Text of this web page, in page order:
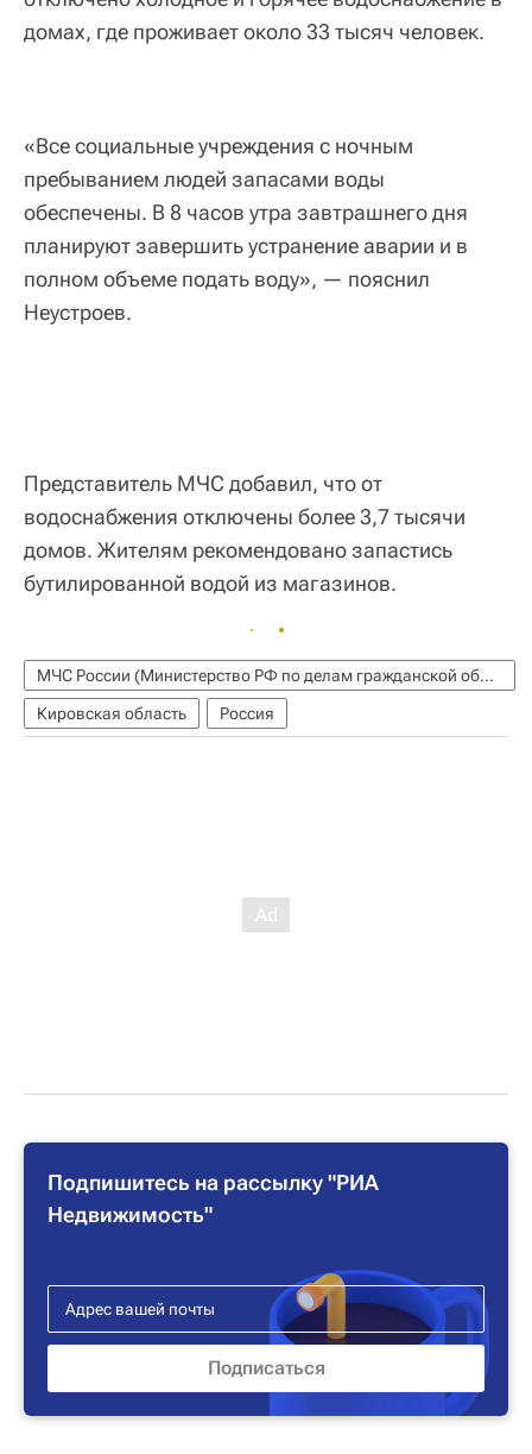
домах, где проживает около 33 тысяч человек.
«Все социальные учреждения с ночным
пребыванием людей запасами воды
обеспечены. В 8 часов утра завтрашнего дня
планируют завершить устранение аварии и в
полном объеме подать воду», — пояснил
Неустроев.
Представитель МЧС добавил, что от
водоснабжения отключены более 3,7 тысячи
домов. Жителям рекомендовано запастись
бутилированной водой из магазинов.
МЧС России (Министерство РФ по делам гражданской обороны, чрезвычайным ситуациям и ликвидации последствий стихийных бедствий)
Кировская область
Россия
Подпишитесь на рассылку "РИА
Недвижимость"